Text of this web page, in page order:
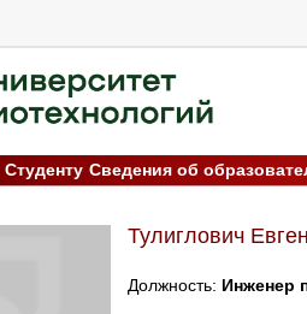
Студенту Сведения об
Тулиглович
Должность: Инженер